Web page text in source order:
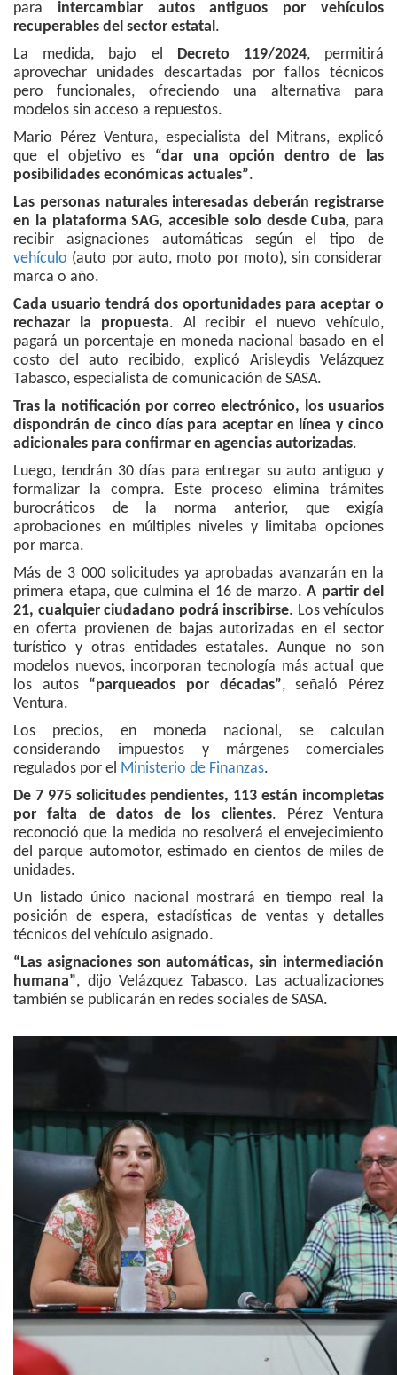
para intercambiar autos antiguos por vehículos
recuperables del sector estatal.
La medida, bajo el Decreto 119/2024, permitirá
aprovechar unidades descartadas por fallos técnicos
pero funcionales, ofreciendo una alternativa para
modelos sin acceso a repuestos.
Mario Pérez Ventura, especialista del Mitrans, explicó
que el objetivo es “dar una opción dentro de las
posibilidades económicas actuales”.
Las personas naturales interesadas deberán registrarse
en la plataforma SAG, accesible solo desde Cuba, para
recibir asignaciones automáticas según el tipo de
vehículo (auto por auto, moto por moto), sin considerar
marca o año.
Cada usuario tendrá dos oportunidades para aceptar o
rechazar la propuesta. Al recibir el nuevo vehículo,
pagará un porcentaje en moneda nacional basado en el
costo del auto recibido, explicó Arisleydis Velázquez
Tabasco, especialista de comunicación de SASA.
Tras la notificación por correo electrónico, los usuarios
dispondrán de cinco días para aceptar en línea y cinco
adicionales para confirmar en agencias autorizadas.
Luego, tendrán 30 días para entregar su auto antiguo y
formalizar la compra. Este proceso elimina trámites
burocráticos de la norma anterior, que exigía
aprobaciones en múltiples niveles y limitaba opciones
por marca.
Más de 3 000 solicitudes ya aprobadas avanzarán en la
primera etapa, que culmina el 16 de marzo. A partir del
21, cualquier ciudadano podrá inscribirse. Los vehículos
en oferta provienen de bajas autorizadas en el sector
turístico y otras entidades estatales. Aunque no son
modelos nuevos, incorporan tecnología más actual que
los autos“parqueados por décadas”, señaló Pérez
Ventura.
Los precios, en moneda nacional, se calculan
considerando impuestos y márgenes comerciales
regulados por el Ministerio de Finanzas.
De 7 975 solicitudes pendientes, 113 están incompletas
por falta de datos de los clientes. Pérez Ventura
reconoció que la medida no resolverá el envejecimiento
del parque automotor, estimado en cientos de miles de
unidades.
Un listado único nacional mostrará en tiempo real la
posición de espera, estadísticas de ventas y detalles
técnicos del vehículo asignado.
“Las asignaciones son automáticas, sin intermediación
humana”, dijo Velázquez Tabasco. Las actualizaciones
también se publicarán en redes sociales de SASA.